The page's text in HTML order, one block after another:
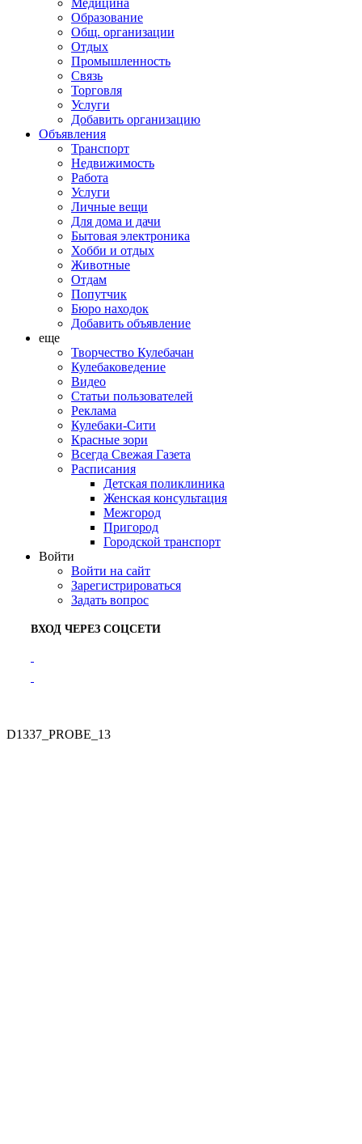
Медицина
Образование
Общ. организации
Отдых
Промышленность
Связь
Торговля
Услуги
Добавить организацию
Объявления
Транспорт
Недвижимость
Работа
Услуги
Личные вещи
Для дома и дачи
Бытовая электроника
Хобби и отдых
Животные
Отдам
Попутчик
Бюро находок
Добавить объявление
еще
Творчество Кулебачан
Кулебаковедение
Видео
Статьи пользователей
Реклама
Кулебаки-Сити
Красные зори
Всегда Свежая Газета
Расписания
Детская поликлиника
Женская консультация
Межгород
Пригород
Городской транспорт
Войти
Войти на сайт
Зарегистрироваться
Задать вопрос
ВХОД ЧЕРЕЗ СОЦСЕТИ